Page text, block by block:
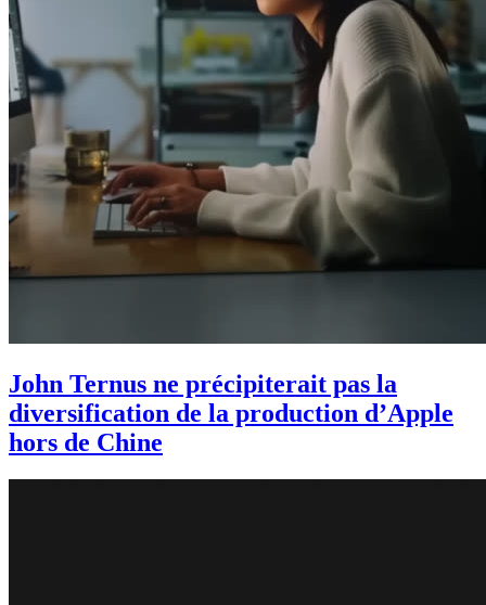
John Ternus ne précipiterait pas la
diversification de la production d’Apple
hors de Chine